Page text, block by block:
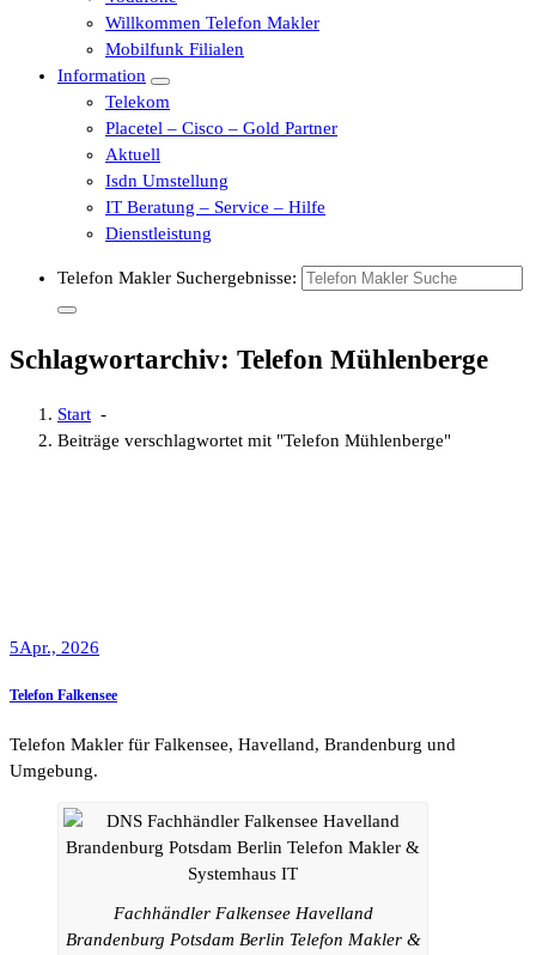
Willkommen Telefon Makler
Mobilfunk Filialen
Information
Telekom
Placetel – Cisco – Gold Partner
Aktuell
Isdn Umstellung
IT Beratung – Service – Hilfe
Dienstleistung
Telefon Makler Suchergebnisse:
Schlagwortarchiv: Telefon Mühlenberge
Start -
Beiträge verschlagwortet mit "Telefon Mühlenberge"
5Apr., 2026
Telefon Falkensee
Telefon Makler für Falkensee, Havelland, Brandenburg und
Umgebung.
Fachhändler Falkensee Havelland
Brandenburg Potsdam Berlin Telefon Makler &